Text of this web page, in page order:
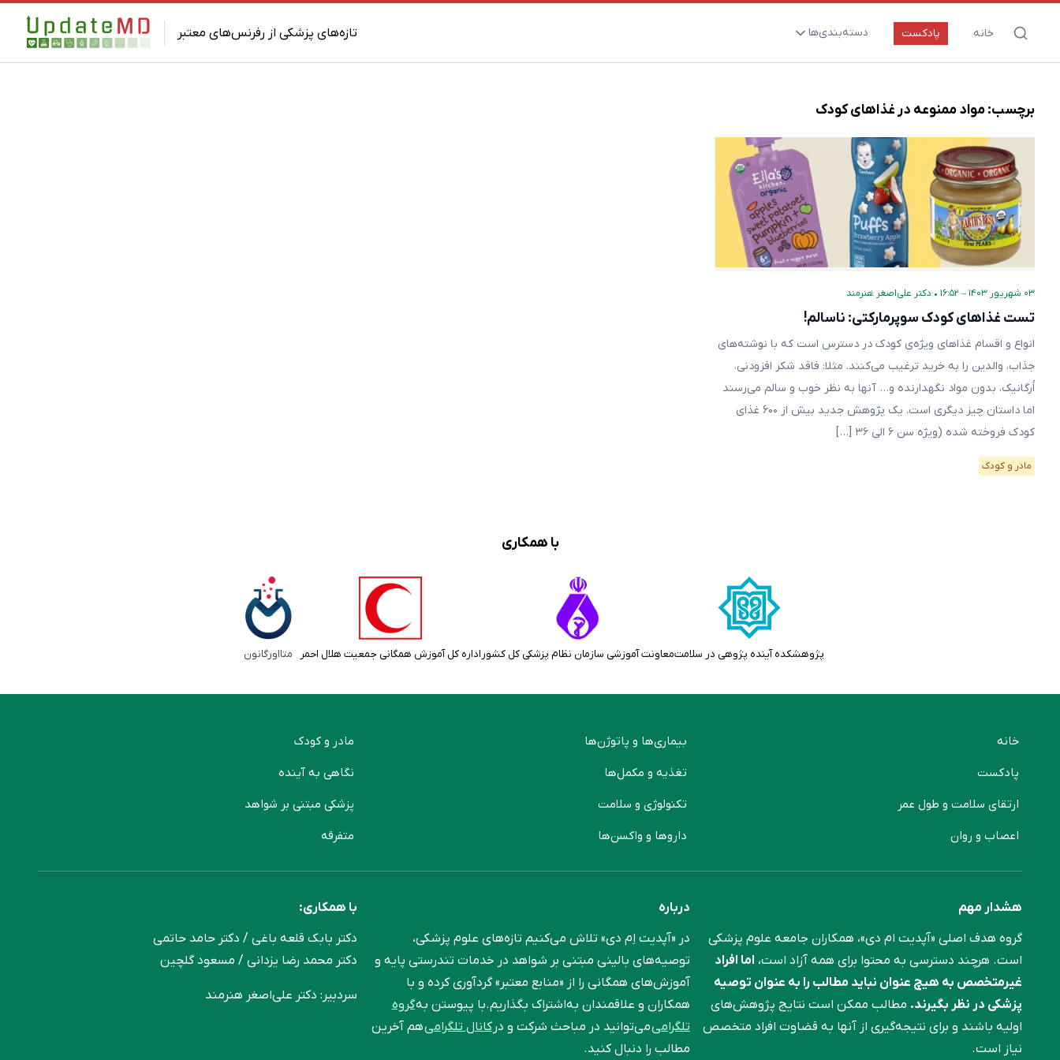
تازه‌های پزشکی از رفرنس‌های معتبر خانه پادکست دسته‌بندی‌ها
ارتقای سلامت و طول عمر
تغذیه و مکمل‌ها
تکنولوژی و سلامت
دارو‌ها و واکسن‌ها
مادر و کودک
پزشکی مبتنی بر شواهد
متفرقه
برچسب:مواد ممنوعه در غذاهای کودک
۰۳ شهریور ۱۴۰۳ – ۱۶:۵۲ • دکتر علی‌اصغر هنرمند
تست غذاهای کودک سوپرمارکتی: ناسالم!
انواع و اقسام غذاهای ویژ‌ه‌ی کودک در دسترس است که با نوشته‌های
جذاب، والدین را به خرید ترغیب می‌کنند. مثلا: فاقد شکر افزودنی،
اُرگانیک، بدون مواد نگهدارنده و… آنها به نظر خوب و سالم می‌رسند
اما داستان چیز دیگری است. یک پژوهش جدید بیش از ۶۰۰ غذای
کودک فروخته شده (ویژه سن ۶ الی ۳۶ […]
مادر و کودک
با همکاری
پژوهشکده آینده پژوهی در سلامتمعاونت آموزشی سازمان نظام پزشکی کل کشور اداره کل آموزش همگانی جمعیت هلال احمر متااورگانون
خانه
پادکست
ارتقای سلامت و طول عمر
اعصاب و روان
بیماری‌ها و پاتوژن‌ها
تغذیه و مکمل‌ها
تکنولوژی و سلامت
دارو‌ها و واکسن‌ها
مادر و کودک
نگاهی به آینده
پزشکی مبتنی بر شواهد
متفرقه
هشدار مهم
گروه هدف اصلی «آپدیت ام دی»، همکاران جامعه علوم ‌پزشکی
است. هرچند دسترسی به محتوا برای همه آزاد است، اما افراد
غیرمتخصص به هیچ عنوان نباید مطالب را به عنوان توصیه
پزشکی در نظر بگیرند. مطالب ممکن است نتایج پژوهش‌های
اولیه باشند و برای نتیجه‌گیری از آنها به قضاوت افراد متخصص
نیاز است.
درباره
در «آپدیت اِم دی» تلاش می‌کنیم تازه‌های علوم پزشکی،
توصیه‌های بالینی مبتنی بر شواهد در خدمات تندرستی پایه و
آموزش‌های همگانی را از «منابع معتبر» گردآوری کرده و با
همکاران و علاقمندان به‌اشتراک بگذاریم.با پیوستن بهگروه
تلگرامیمی‌توانید در مباحث شرکت و درکانال تلگرامیهم آخرین
مطالب را دنبال کنید.
با همکاری:
دکتر بابک قلعه‌ باغی / دکتر حامد حاتمی
دکتر محمد رضا یزدانی / مسعود گلچین
سردبیر: دکتر علی‌اصغر هنرمند